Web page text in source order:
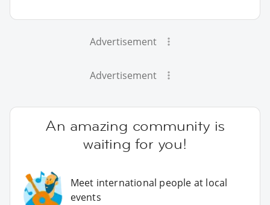
Advertisement
Advertisement
An amazing community is
waiting for you!
Meet international people at local
events